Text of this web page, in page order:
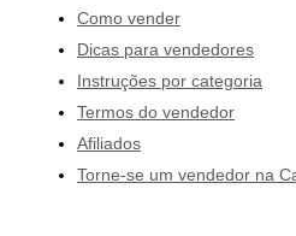
Como vender
Dicas para vendedores
Instruções por categoria
Termos do vendedor
Afiliados
Torne-se um vendedor na